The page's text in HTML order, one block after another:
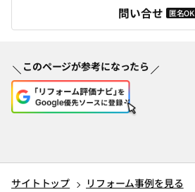
問い合せ 匿名OK
このページが参考になったら
サイトトップ
リフォーム事例を見る